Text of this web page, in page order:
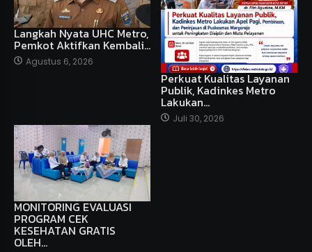
Langkah Nyata UHC Metro,
Pemkot Aktifkan Kembali…
Agustus 6, 2026
Perkuat Kualitas Layanan
Publik, Kadinkes Metro
Lakukan…
Juli 30, 2026
MONITORING EVALUASI
PROGRAM CEK
KESEHATAN GRATIS
OLEH…